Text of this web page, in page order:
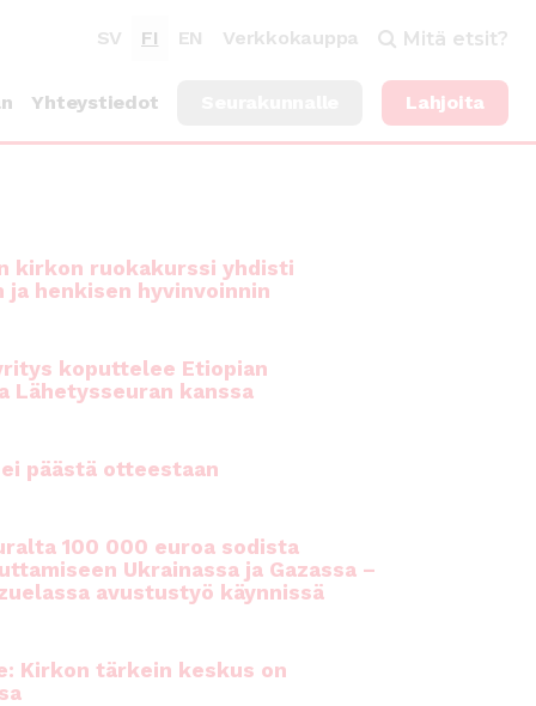
SV FI EN Verkkokauppa Mitä etsit?
Yhteystiedot Lahjoita
kirkon ruokakurssi yhdisti
ja henkisen hyvinvoinnin
koputtelee Etiopian
Lähetysseuran kanssa
päästä otteestaan
100 000 euroa sodista
Ukrainassa ja Gazassa –
avustustyö käynnissä
Kirkon tärkein keskus on